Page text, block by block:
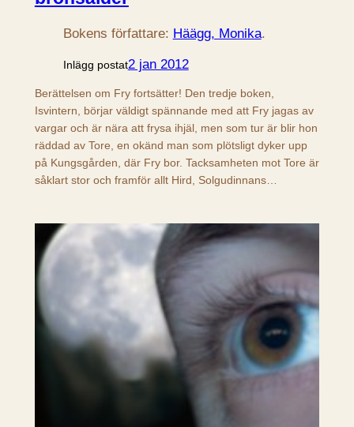
Bokens författare: Häägg, Monika.
Inlägg postat2 jan 2012
Berättelsen om Fry fortsätter! Den tredje boken,
Isvintern, börjar väldigt spännande med att Fry jagas av
vargar och är nära att frysa ihjäl, men som tur är blir hon
räddad av Tore, en okänd man som plötsligt dyker upp
på Kungsgården, där Fry bor. Tacksamheten mot Tore är
såklart stor och framför allt Hird, Solgudinnans…